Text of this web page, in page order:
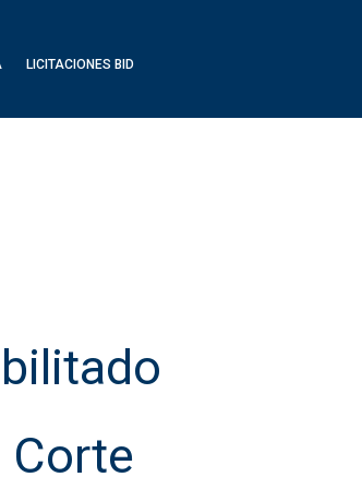
LICITACIONES BID
LICITACIONES BID
Corte